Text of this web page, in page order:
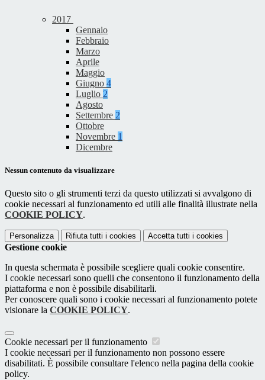
2017
Gennaio
Febbraio
Marzo
Aprile
Maggio
Giugno 4
Luglio 2
Agosto
Settembre 2
Ottobre
Novembre 1
Dicembre
Nessun contenuto da visualizzare
Questo sito o gli strumenti terzi da questo utilizzati si avvalgono di
cookie necessari al funzionamento ed utili alle finalità illustrate nella
COOKIE POLICY.
Personalizza Rifiuta tutti i cookies Accetta tutti i cookies
Gestione cookie
In questa schermata è possibile scegliere quali cookie consentire.
I cookie necessari sono quelli che consentono il funzionamento della
piattaforma e non è possibile disabilitarli.
Per conoscere quali sono i cookie necessari al funzionamento potete
visionare la COOKIE POLICY.
Cookie necessari per il funzionamento
I cookie necessari per il funzionamento non possono essere
disabilitati. È possibile consultare l'elenco nella pagina della cookie
policy.